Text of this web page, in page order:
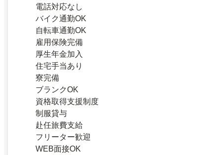
電話対応なし
バイク通勤OK
自転車通勤OK
雇用保険完備
厚生年金加入
住宅手当あり
寮完備
ブランクOK
資格取得支援制度
制服貸与
赴任旅費支給
フリーター歓迎
WEB面接OK